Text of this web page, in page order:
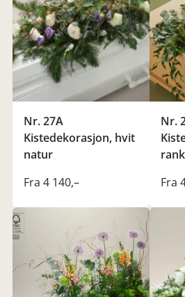
sikre en sentral plassering av
Høy kvalitet til
Ikke faktureringsgebyr eller
Sløyfebånd og kort er
Noen steder, hvor vi ikke er
likevel påløpe frakttillegg. I de
blomsterbuketten tilpasset
Nr. 27A
Kistedekorasjon, hvit
natur
Fra 4 140,–
Nr.
Fra